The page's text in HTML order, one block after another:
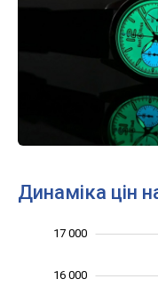
Динаміка цін
16 000
17 000